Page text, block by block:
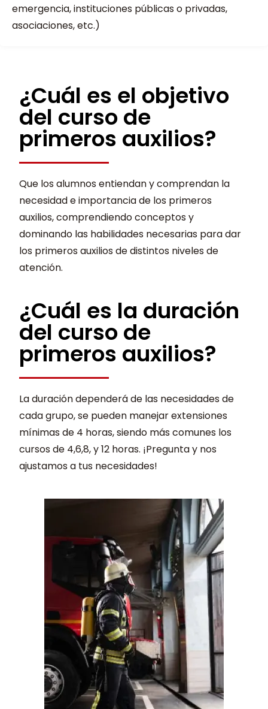
emergencia, instituciones públicas o privadas,
asociaciones, etc.)
¿Cuál es el objetivo
del curso de
primeros auxilios?
Que los alumnos entiendan y comprendan la
necesidad e importancia de los primeros
auxilios, comprendiendo conceptos y
dominando las habilidades necesarias para dar
los primeros auxilios de distintos niveles de
atención.
¿Cuál es la duración
del curso de
primeros auxilios?
La duración dependerá de las necesidades de
cada grupo, se pueden manejar extensiones
mínimas de 4 horas, siendo más comunes los
cursos de 4,6,8, y 12 horas. ¡Pregunta y nos
ajustamos a tus necesidades!